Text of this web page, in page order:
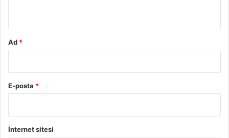
Ad *
E-posta *
İnternet sitesi